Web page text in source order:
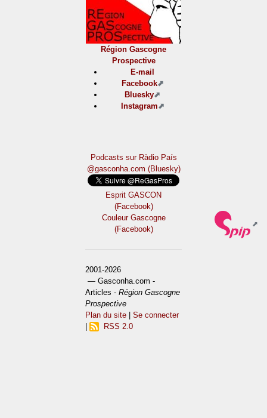
Région Gascogne
Prospective
E-mail
Facebook
Bluesky
Instagram
Podcasts sur Ràdio País
@gasconha.com (Bluesky)
Esprit GASCON
(Facebook)
Couleur Gascogne
(Facebook)
2001-2026
— Gasconha.com -
Articles -Région Gascogne
Prospective
Plan du site |Se connecter
RSS 2.0